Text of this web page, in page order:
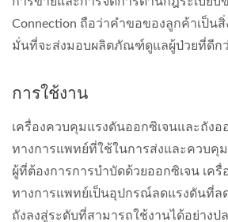
Connection ถือว่าคำขอของลูกค้าเป็น
มั่นที่จะส่งมอบผลิตภัณฑ์ดูแลผู้ป่วยที่ดีก
การใช้งาน
เครื่องควบคุมแรงดันออกซิเจนและถัง
ทางการแพทย์ที่ใช้ในการส่งและควบคุ
ผู้ที่ต้องการการบำบัดด้วยออกซิเจน เค
ทางการแพทย์เป็นอุปกรณ์ลดแรงดันที่ล
ถังลงสู่ระดับที่สามารถใช้งานได้อย่างป